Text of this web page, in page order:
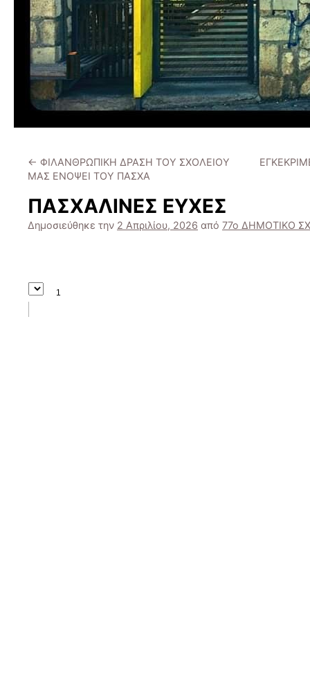
← ΦΙΛΑΝΘΡΩΠΙΚΗ ΔΡΑΣΗ ΤΟΥ ΣΧΟΛΕΙΟΥ
ΜΑΣ ΕΝΟΨΕΙ ΤΟΥ ΠΑΣΧΑ
ΠΑΣΧΑΛΙΝΕΣ ΕΥΧΕΣ
Δημοσιεύθηκε την 2 Απριλίου, 2026 από 77ο ΔΗΜΟΤΙΚΟ